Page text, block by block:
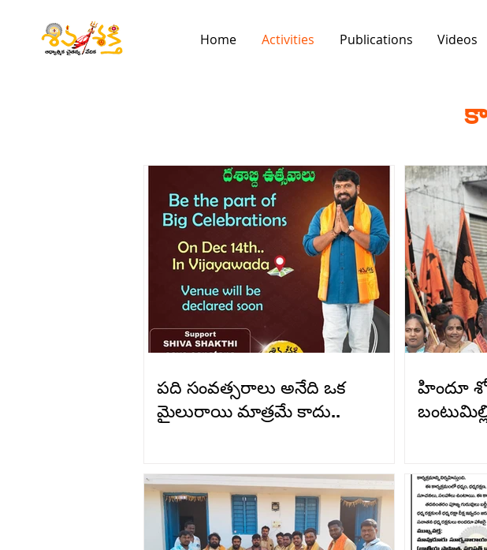
Home Activities Publications Videos
పది సంవత్సరాలు అనేది ఒక
మైలురాయి మాత్రమే కాదు..
హిందూ